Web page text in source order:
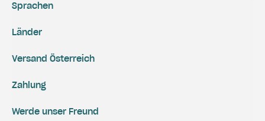
Versand Österreich
Zahlung
Werde unser Freund
Sprachen
Länder